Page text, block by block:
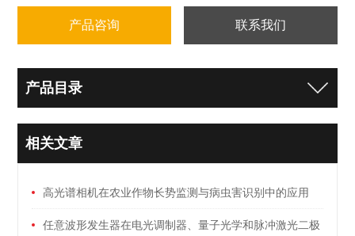
产品咨询 联系我们
产品目录
相关文章
高光谱相机在农业作物长势监测与病虫害识别中的应用
任意波形发生器在电光调制器、量子光学和脉冲激光二极